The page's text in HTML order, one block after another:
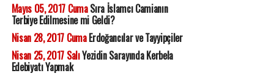
Mayıs 05, 2017 CumaSıra İslamcı Camianın
Terbiye Edilmesine mi Geldi?
Nisan 28, 2017 CumaErdoğancılar ve Tayyipçiler
Nisan 25, 2017 SalıYezidin Sarayında Kerbela
Edebiyatı Yapmak